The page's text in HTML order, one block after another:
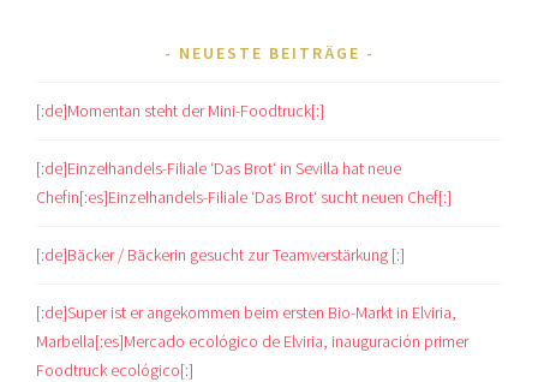
NEUESTE BEITRÄGE
[:de]Momentan steht der Mini-Foodtruck[:]
[:de]Einzelhandels-Filiale ‘Das Brot‘ in Sevilla hat neue
Chefin[:es]Einzelhandels-Filiale ‘Das Brot‘ sucht neuen Chef[:]
[:de]Bäcker / Bäckerin gesucht zur Teamverstärkung [:]
[:de]Super ist er angekommen beim ersten Bio-Markt in Elviria,
Marbella[:es]Mercado ecológico de Elviria, inauguración primer
Foodtruck ecológico[:]